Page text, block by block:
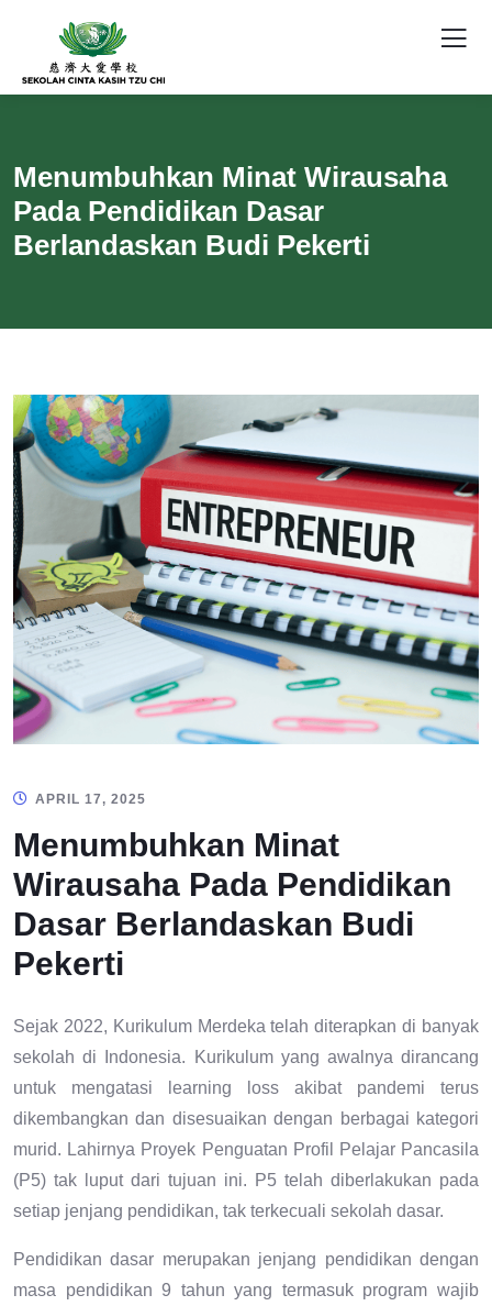
Menumbuhkan Minat Wirausaha
Pada Pendidikan Dasar
Berlandaskan Budi Pekerti
APRIL 17, 2025
Menumbuhkan Minat
Wirausaha Pada Pendidikan
Dasar Berlandaskan Budi
Pekerti
Sejak 2022, Kurikulum Merdeka telah diterapkan di banyak
sekolah di Indonesia. Kurikulum yang awalnya dirancang
untuk mengatasi learning loss akibat pandemi terus
dikembangkan dan disesuaikan dengan berbagai kategori
murid. Lahirnya Proyek Penguatan Profil Pelajar Pancasila
(P5) tak luput dari tujuan ini. P5 telah diberlakukan pada
setiap jenjang pendidikan, tak terkecuali sekolah dasar.
Pendidikan dasar merupakan jenjang pendidikan dengan
masa pendidikan 9 tahun yang termasuk program wajib